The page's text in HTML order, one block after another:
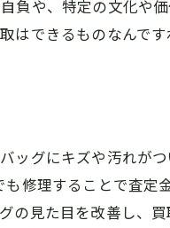
負や、特定の文化や
できるものなんです
ッグにキズや汚れが
修理することで査定
の見た目を改善し、